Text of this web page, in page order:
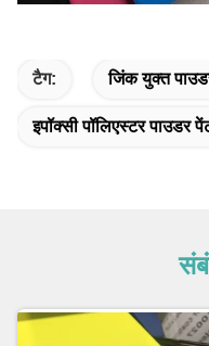
टैग: जिंक युक्त
इपॉक्सी पॉलिएस्टर पाउडर